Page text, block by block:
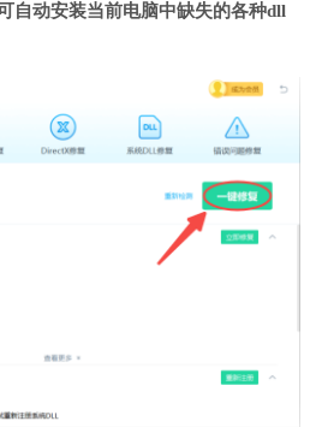
自动安装当前电脑中缺失的各种dll